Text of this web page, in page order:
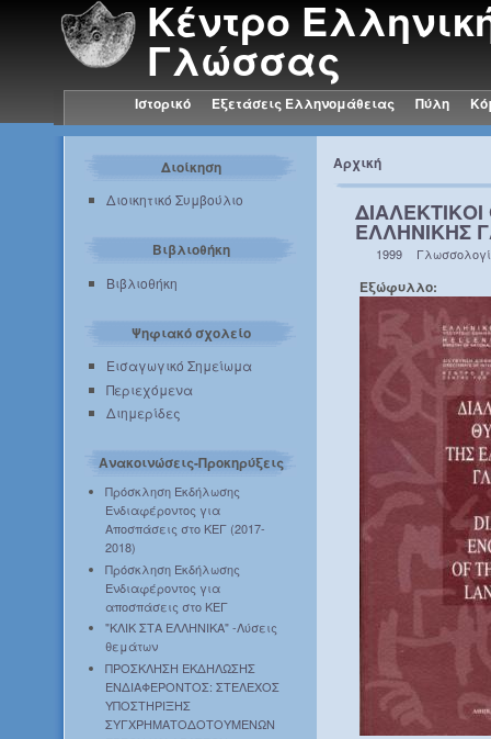
Κέντρο
Γλώσσας
Ιστορικό Εξετάσεις Ελληνομάθειας Πύλη
Διοίκηση
Διοικητικό Συμβούλιο
Βιβλιοθήκη
Βιβλιοθήκη
Ψηφιακό σχολείο
Εισαγωγικό Σημείωμα
Περιεχόμενα
Διημερίδες
Ανακοινώσεις-Προκηρύξεις
Πρόσκληση Εκδήλωσης
Ενδιαφέροντος για
Αποσπάσεις στο ΚΕΓ (2017-
2018)
Πρόσκληση Εκδήλωσης
Ενδιαφέροντος για
αποσπάσεις στο ΚΕΓ
"ΚΛΙΚ ΣΤΑ ΕΛΛΗΝΙΚΑ" -Λύσεις
θεμάτων
ΠΡΟΣΚΛΗΣΗ ΕΚΔΗΛΩΣΗΣ
ΕΝΔΙΑΦΕΡΟΝΤΟΣ: ΣΤΕΛΕΧΟΣ
ΥΠΟΣΤΗΡΙΞΗΣ
ΣΥΓΧΡΗΜΑΤΟΔΟΤΟΥΜΕΝΩΝ
Αρχική
ΕΛΛΗΝΙΚΗΣ
1999
Εξώφυλλο: